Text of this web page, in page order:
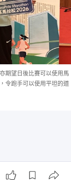
期望日後比賽可以使用馬
令跑手可以使用平坦的道